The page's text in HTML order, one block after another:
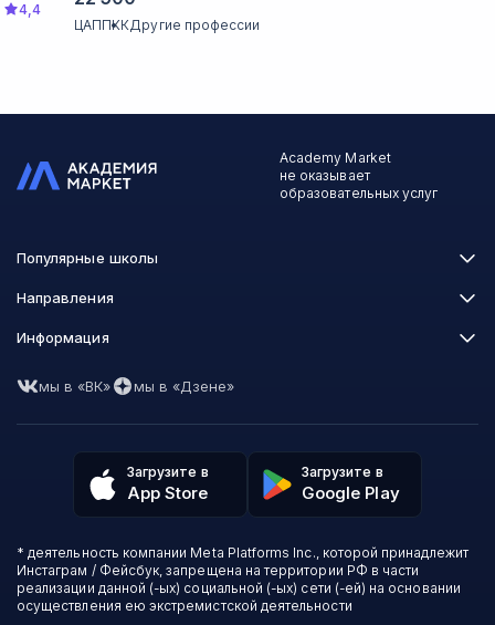
ЦАППККДругие профессии
4,4
Academy Market
не оказывает
образовательных услуг
Загрузите в
App Store
Загрузите в
Google Play
* деятельность компании Meta Platforms Inc., которой принадлежит
Инстаграм / Фейсбук, запрещена на территории РФ в части
реализации данной (-ых) социальной (-ых) сети (-ей) на основании
осуществления ею экстремистской деятельности
Популярные школы
Skillbox
XYZ School
Skillfactory
Talentsy
ProductStar
Бруноям
EDPRO
Level One
Направления
Программирование
Маркетинг
Аналитика
Другие профессии
Красота и здоровье
Для детей и подростков
Психология
Информация
Часто задаваемые вопросы
Пользовательское соглашение
Политика обработки данных
Избранные курсы
Акции и скидки
О проекте
Контакты
мы в «ВК» мы в «Дзене»